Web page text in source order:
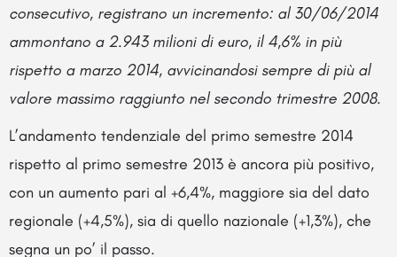
consecutivo, registrano un incremento: al 30/06/2014
ammontano a 2.943 milioni di euro, il 4,6% in più
rispetto a marzo 2014, avvicinandosi sempre di più al
valore massimo raggiunto nel secondo trimestre 2008.
L’andamento tendenziale del primo semestre 2014
rispetto al primo semestre 2013 è ancora più positivo,
con un aumento pari al +6,4%, maggiore sia del dato
regionale (+4,5%), sia di quello nazionale (+1,3%), che
segna un po’ il passo.